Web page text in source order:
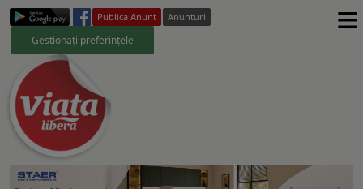
Publica Anunt Anunturi
Gestionați preferințele ≡